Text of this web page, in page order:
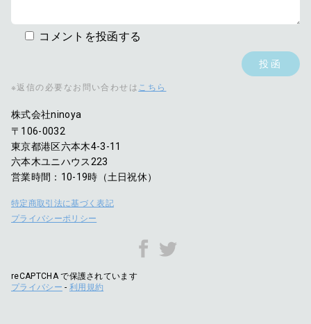
コメントを投函する
※返信の必要なお問い合わせは こちら
株式会社ninoya
〒106-0032
東京都港区六本木4-3-11
六本木ユニハウス223
営業時間：10-19時（土日祝休）
特定商取引法に基づく表記
プライバシーポリシー
reCAPTCHA で保護されています
プライバシー - 利用規約